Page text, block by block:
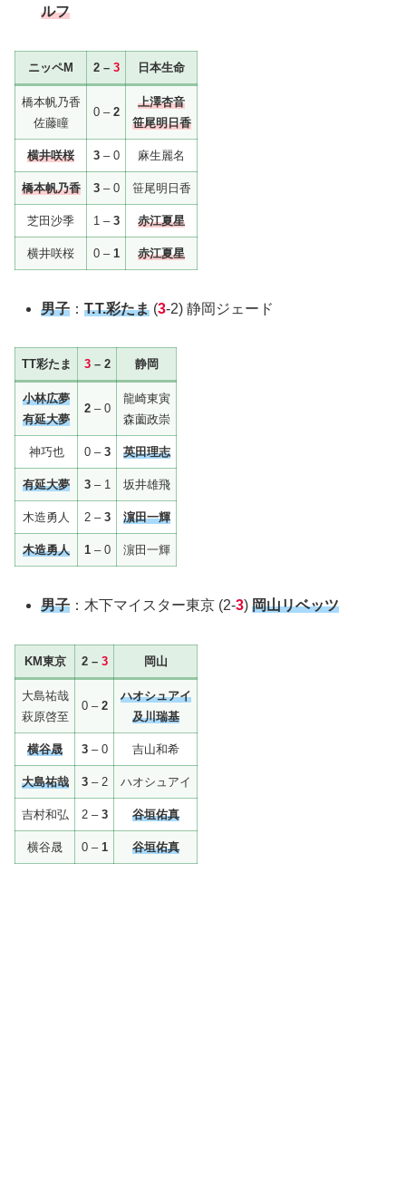
ルフ
ニッペM 2 – 3 日本生命
橋本帆乃香
佐藤瞳
0 – 2
上澤杏音
笹尾明日香
横井咲桜 3– 0 麻生麗名
橋本帆乃香 3– 0 笹尾明日香
芝田沙季 1 – 3 赤江夏星
横井咲桜 0 – 1 赤江夏星
男子 ：T.T.彩たま (3-2) 静岡ジェード
TT彩たま 3– 2 静岡
小林広夢
有延大夢
2– 0
龍崎東寅
森薗政崇
神巧也 0 – 3 英田理志
有延大夢 3– 1 坂井雄飛
木造勇人 2 – 3 濵田一輝
木造勇人 1– 0 濵田一輝
男子 ：木下マイスター東京 (2-3)岡山リベッツ
KM東京 2 – 3 岡山
大島祐哉
萩原啓至
0 – 2
ハオシュアイ
及川瑞基
横谷晟 3– 0 吉山和希
大島祐哉 3– 2 ハオシュアイ
吉村和弘 2 – 3 谷垣佑真
横谷晟 0 – 1 谷垣佑真